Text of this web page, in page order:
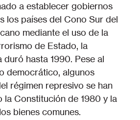
a establecer gobiernos
los países del Cono Sur del
mediante el uso de la
de Estado, la
hasta 1990. Pese al
democrático, algunos
régimen represivo se han
la Constitución de 1980 y la
bienes comunes.